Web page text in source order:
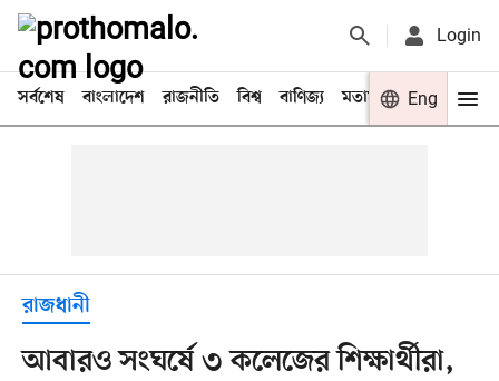
Login
সর্বশেষ বাংলাদেশ রাজনীতি বিশ্ব বাণিজ্য মতামত খেলা
Eng
রাজধানী
আবারও সংঘর্ষে ৩ কলেজের শিক্ষার্থীরা,